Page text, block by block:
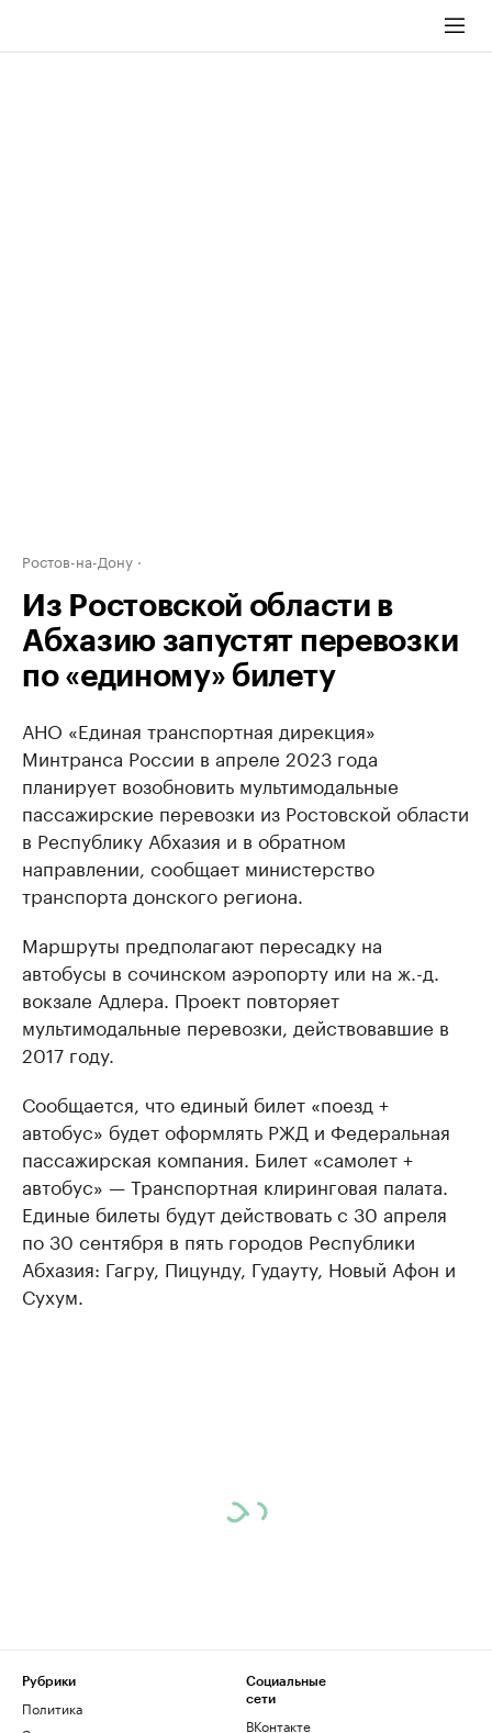
Ростов-на-Дону
Из Ростовской области в
Абхазию запустят перевозки
по «единому» билету
АНО «Единая транспортная дирекция»
Минтранса России в апреле 2023 года
планирует возобновить мультимодальные
пассажирские перевозки из Ростовской области
в Республику Абхазия и в обратном
направлении, сообщает министерство
транспорта донского региона.
Маршруты предполагают пересадку на
автобусы в сочинском аэропорту или на ж.-д.
вокзале Адлера. Проект повторяет
мультимодальные перевозки, действовавшие в
2017 году.
Сообщается, что единый билет «поезд +
автобус» будет оформлять РЖД и Федеральная
пассажирская компания. Билет «самолет +
автобус» — Транспортная клиринговая палата.
Единые билеты будут действовать с 30 апреля
по 30 сентября в пять городов Республики
Абхазия: Гагру, Пицунду, Гудауту, Новый Афон и
Сухум.
Рубрики
Политика
Социальные
сети
ВКонтакте